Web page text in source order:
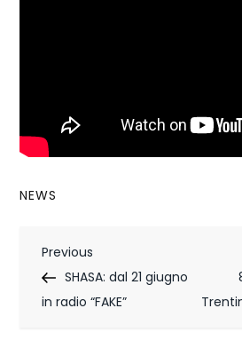
NEWS
N
a
Previous
Post
Previous
SHASA: dal 21 giugno
in radio “FAKE”